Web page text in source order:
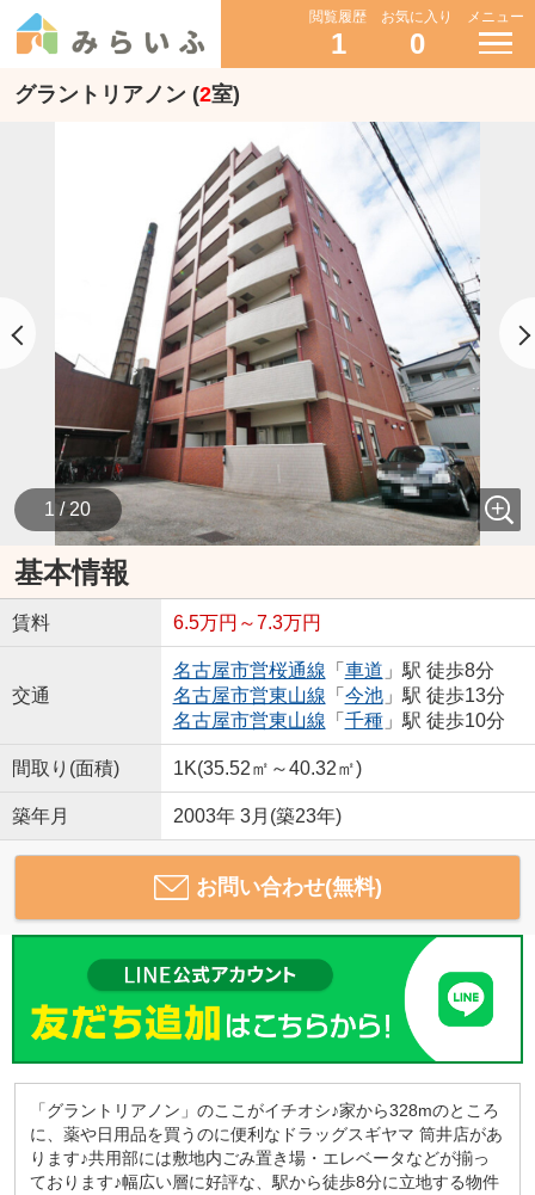
閲覧履歴
1
お気に入り
0
メニュー
グラントリアノン (2室)
1 / 20
基本情報
賃料 6.5万円～7.3万円
交通
名古屋市営桜通線 「 車道 」駅 徒歩8分
名古屋市営東山線 「 今池」駅 徒歩13分
名古屋市営東山線 「 千種」駅 徒歩10分
間取り(面積) 1K(35.52㎡～40.32㎡)
築年月 2003年 3月(築23年)
お問い合わせ(無料)
「グラントリアノン」のここがイチオシ♪家から328mのところ
に、薬や日用品を買うのに便利なドラッグスギヤマ 筒井店があ
ります♪共用部には敷地内ごみ置き場・エレベータなどが揃っ
ております♪幅広い層に好評な、駅から徒歩8分に立地する物件